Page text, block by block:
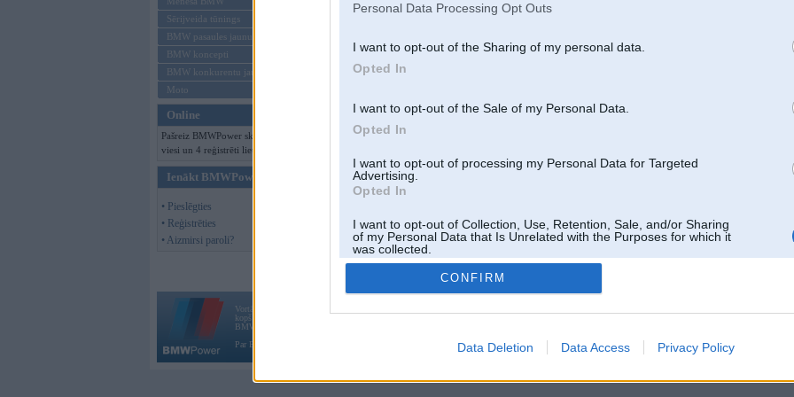
Personal Data Processing Opt Outs
I want to opt-out of the Sharing of my personal data.
Opted In
I want to opt-out of the Sale of my Personal Data.
Opted In
I want to opt-out of processing my Personal Data for Targeted
Advertising.
Opted In
I want to opt-out of Collection, Use, Retention, Sale, and/or Sharing
of my Personal Data that Is Unrelated with the Purposes for which it
was collected.
Opted Out
CONFIRM
Data Deletion Data Access Privacy Policy
Sērijveida tūnings
BMW pasaules jaunumi
BMW koncepti
BMW konkurentu jaunumi
Moto
Online
Pašreiz BMWPower skatās 101
viesi un 4 reģistrēti lietotāji.
Ienākt BMWPower
• Pieslēgties
• Reģistrēties
• Aizmirsi paroli?
Vortāls BMWPower.lv darbojas
kopš 2002. gada 14. maija. Tas nav auto klubs un nav saistīts ar
BMW AG.
Par BMWPower